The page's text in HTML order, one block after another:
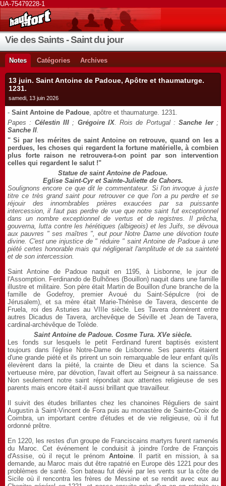
UA-75479228-1
Vie des Saints - Saint du jour
Notes Catégories Archives
13 juin. Saint Antoine de Padoue, Apôtre et thaumaturge.
1231.
samedi, 13 juin 2026
- Saint Antoine de Padoue, apôtre et thaumaturge. 1231.
Papes : Célestin III; Grégoire IX. Rois de Portugal :Sanche Ier;
Sanche II.
" Si par les mérites de saint Antoine on retrouve, quand on les a
perdues, les choses qui regardent la fortune matérielle, à combien
plus forte raison ne retrouvera-t-on point par son intervention
celles qui regardent le salut !"
Statue de saint Antoine de Padoue.
Eglise Saint-Cyr et Sainte-Juliette de Cahors.
Soulignons encore ce que dit le commentateur. Si l'on invoque à juste
titre ce très grand saint pour retrouver ce que l'on a pu perdre et se
réjouir des innombrables prières exaucées par sa puissante
intercession, il faut pas perdre de vue que notre saint fut exceptionnel
dans un nombre exceptionnel de vertus et de registres. Il prêcha,
gouverna, lutta contre les hérétiques (albigeois) et les Juifs, se dévoua
aux pauvres " ses maîtres ", eut pour Notre Dame une dévotion toute
divine. C'est une injustice de " réduire " saint Antoine de Padoue à une
piété certes honorable mais qui négligerait l'amplitude et de sa sainteté
et de son intercession.
Saint Antoine de Padoue naquit en 1195, à Lisbonne, le jour de
l'Assomption. Ferdinando de Bulhõnes (Bouillon) naquit dans une famille
illustre et militaire. Son père était Martin de Bouillon d'une branche de la
famille de Godefroy, premier Avoué du Saint-Sépulcre (roi de
Jérusalem), et sa mère était Marie-Thérèse de Tavera, descente de
Fruela, roi des Asturies au VIIIe siècle. Les Tavera donnèrent entre
autres Dicadus de Tavera, archevêque de Séville et Jean de Tavera,
cardinal-archévêque de Tolède.
Saint Antoine de Padoue. Cosme Tura. XVe siècle.
Les fonds sur lesquels le petit Ferdinand furent baptisés existent
toujours dans l'église Notre-Dame de Lisbonne. Ses parents étaient
d'une grande piété et ils prirent un soin remarquable de leur enfant qu'ils
élevèrent dans la piété, la crainte de Dieu et dans la science. Sa
vertueuse mère, par dévotion, l'avait offert au Seigneur à sa naissance.
Non seulement notre saint répondait aux attentes religieuse de ses
parents mais encore était-il aussi brillant que travailleur.
Il suivit des études brillantes chez les chanoines Réguliers de saint
Augustin à Saint-Vincent de Fora puis au monastère de Sainte-Croix de
Coimbra, un important centre d'études et de vie religieuse, où il fut
ordonné prêtre.
En 1220, les restes d'un groupe de Franciscains martyrs furent ramenés
du Maroc. Cet événement le conduisit à joindre l'ordre de François
d'Assise, où il reçut le prénom Antoine. Il partit en mission, à sa
demande, au Maroc mais dut être rapatrié en Europe dès 1221 pour des
problèmes de santé. Son bateau fut dévié par les vents sur la côte de
Sicile où il rencontra les frères de Messine et se rendit avec eux au